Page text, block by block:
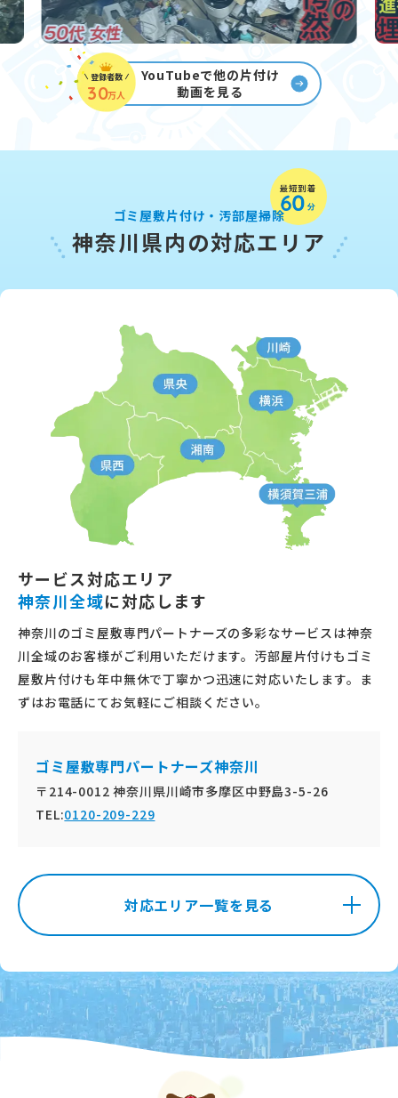
登録者数
30万人
YouTubeで他の片付け
動画を見る
ゴミ屋敷片付け・汚部屋掃除
神奈川県内の対応エリア
サービス対応エリア
神奈川全域に対応します
神奈川のゴミ屋敷専門パートナーズの多彩なサービスは神奈
川全域のお客様がご利用いただけます。汚部屋片付けもゴミ
屋敷片付けも年中無休で丁寧かつ迅速に対応いたします。ま
ずはお電話にてお気軽にご相談ください。
ゴミ屋敷専門パートナーズ神奈川
〒214-0012 神奈川県川崎市多摩区中野島3-5-26
TEL:0120-209-229
対応エリア一覧を見る